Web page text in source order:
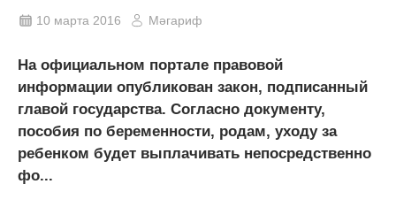
10 марта 2016 Мәгариф
На официальном портале правовой
информации опубликован закон, подписанный
главой государства. Согласно документу,
пособия по беременности, родам, уходу за
ребенком будет выплачивать непосредственно
фо...